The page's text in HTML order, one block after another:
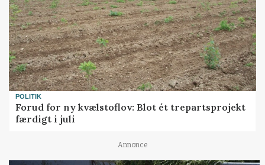
POLITIK
Forud for ny kvælstoflov: Blot ét trepartsprojekt
færdigt i juli
Annonce